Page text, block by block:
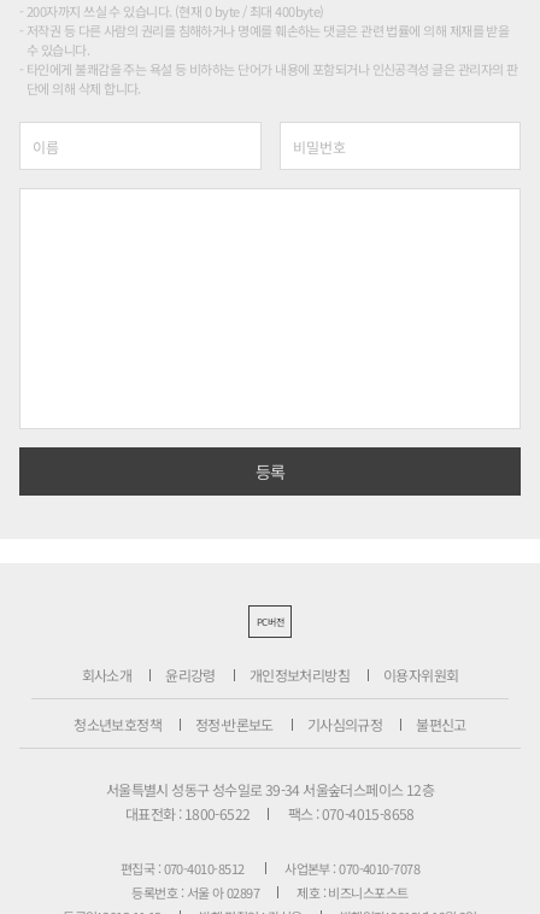
200자까지 쓰실 수 있습니다. (현재 0 byte / 최대 400byte)
저작권 등 다른 사람의 권리를 침해하거나 명예를 훼손하는 댓글은 관련 법률에 의해 제재를 받을
수 있습니다.
타인에게 불쾌감을 주는 욕설 등 비하하는 단어가 내용에 포함되거나 인신공격성 글은 관리자의 판
단에 의해 삭제 합니다.
PC버전
회사소개 윤리강령 개인정보처리방침 이용자위원회
청소년보호정책 정정·반론보도 기사심의규정 불편신고
서울특별시 성동구 성수일로 39-34 서울숲더스페이스 12층
대표전화 : 1800-6522
팩스 : 070-4015-8658
편집국 : 070-4010-8512
사업본부 : 070-4010-7078
등록번호 : 서울 아 02897
제호 : 비즈니스포스트